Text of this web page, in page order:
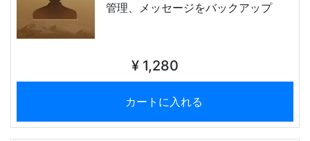
管理、メッセージをバックアップ
¥ 1,280
カートに入れる